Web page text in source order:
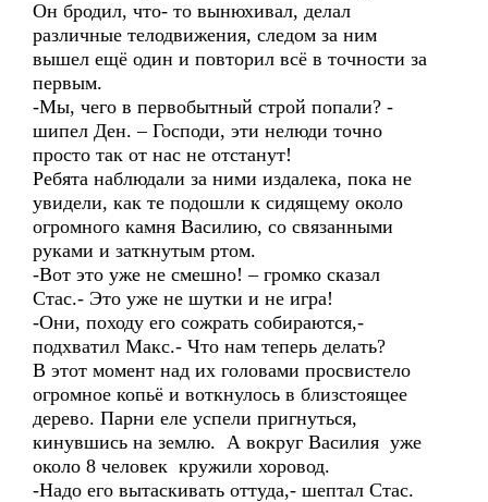
Он бродил, что- то вынюхивал, делал
различные телодвижения, следом за ним
вышел ещё один и повторил всё в точности за
первым.
-Мы, чего в первобытный строй попали? -
шипел Ден. – Господи, эти нелюди точно
просто так от нас не отстанут!
Ребята наблюдали за ними издалека, пока не
увидели, как те подошли к сидящему около
огромного камня Василию, со связанными
руками и заткнутым ртом.
-Вот это уже не смешно! – громко сказал
Стас.- Это уже не шутки и не игра!
-Они, походу его сожрать собираются,-
подхватил Макс.- Что нам теперь делать?
В этот момент над их головами просвистело
огромное копьё и воткнулось в близстоящее
дерево. Парни еле успели пригнуться,
кинувшись на землю. А вокруг Василия уже
около 8 человек кружили хоровод.
-Надо его вытаскивать оттуда,- шептал Стас.